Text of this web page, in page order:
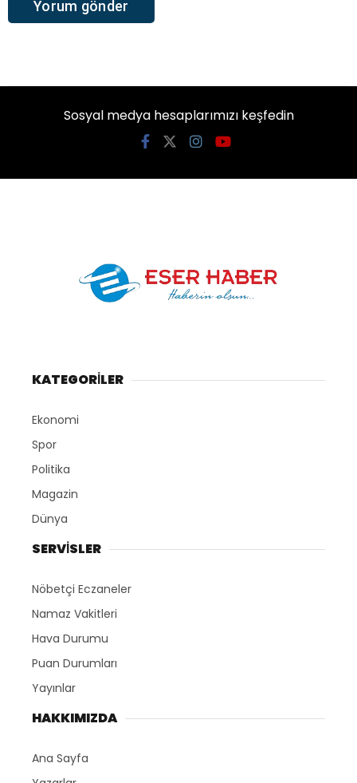
Sosyal medya hesaplarımızı keşfedin
KATEGORİLER
Ekonomi
Spor
Politika
Magazin
Dünya
SERVİSLER
Nöbetçi Eczaneler
Namaz Vakitleri
Hava Durumu
Puan Durumları
Yayınlar
HAKKIMIZDA
Ana Sayfa